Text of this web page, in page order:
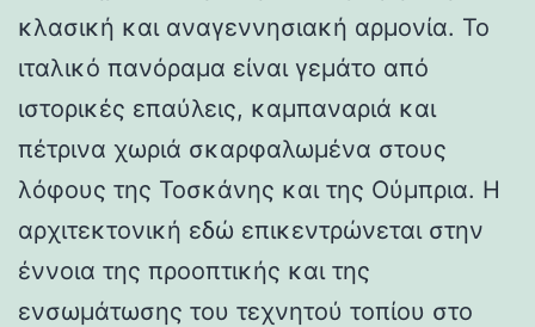
κλασική και αναγεννησιακή αρμονία. Το
ιταλικό πανόραμα είναι γεμάτο από
ιστορικές επαύλεις, καμπαναριά και
πέτρινα χωριά σκαρφαλωμένα στους
λόφους της Τοσκάνης και της Ούμπρια. Η
αρχιτεκτονική εδώ επικεντρώνεται στην
έννοια της προοπτικής και της
ενσωμάτωσης του τεχνητού τοπίου στο